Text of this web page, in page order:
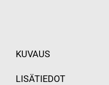
KUVAUS
LISÄTIEDOT